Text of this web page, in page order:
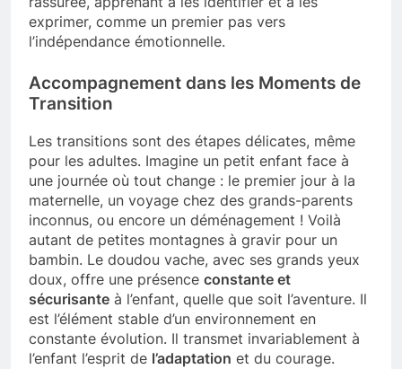
exprimer, comme un premier pas vers
l’indépendance émotionnelle.
Accompagnement dans les Moments de
Transition
Les transitions sont des étapes délicates, même
pour les adultes. Imagine un petit enfant face à
une journée où tout change : le premier jour à la
maternelle, un voyage chez des grands-parents
inconnus, ou encore un déménagement ! Voilà
autant de petites montagnes à gravir pour un
bambin. Le doudou vache, avec ses grands yeux
doux, offre une présence constante et
sécurisante à l’enfant, quelle que soit l’aventure. Il
est l’élément stable d’un environnement en
constante évolution. Il transmet invariablement à
l’enfant l’esprit de l’adaptation et du courage.